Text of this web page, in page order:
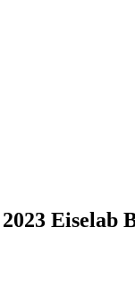
Eiselab